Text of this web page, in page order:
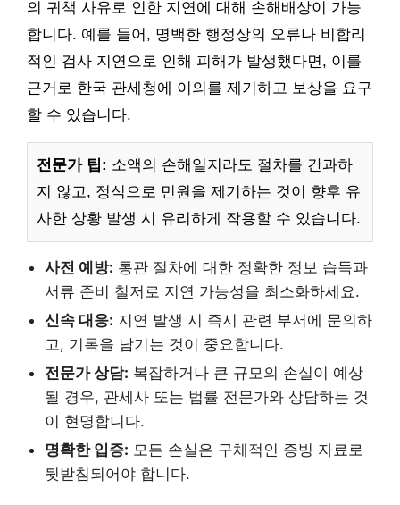
의 귀책 사유로 인한 지연에 대해 손해배상이 가능
합니다. 예를 들어, 명백한 행정상의 오류나 비합리
적인 검사 지연으로 인해 피해가 발생했다면, 이를
근거로 한국 관세청에 이의를 제기하고 보상을 요구
할 수 있습니다.
전문가 팁: 소액의 손해일지라도 절차를 간과하
지 않고, 정식으로 민원을 제기하는 것이 향후 유
사한 상황 발생 시 유리하게 작용할 수 있습니다.
사전 예방: 통관 절차에 대한 정확한 정보 습득과
서류 준비 철저로 지연 가능성을 최소화하세요.
신속 대응: 지연 발생 시 즉시 관련 부서에 문의하
고, 기록을 남기는 것이 중요합니다.
전문가 상담: 복잡하거나 큰 규모의 손실이 예상
될 경우, 관세사 또는 법률 전문가와 상담하는 것
이 현명합니다.
명확한 입증: 모든 손실은 구체적인 증빙 자료로
뒷받침되어야 합니다.